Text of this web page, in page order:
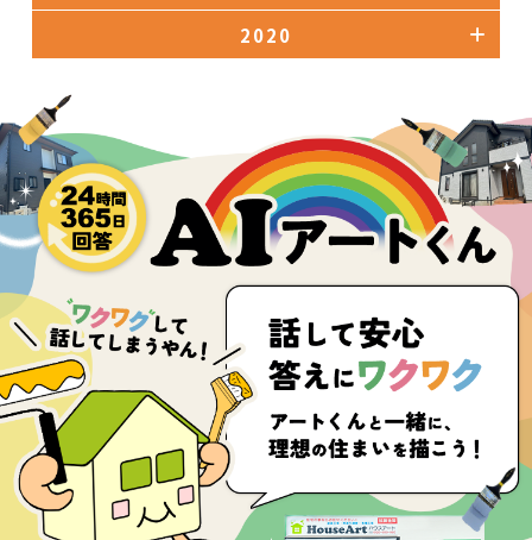
2020